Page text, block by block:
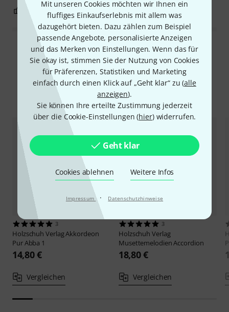
Mit unseren Cookies möchten wir Ihnen ein
fluffiges Einkaufserlebnis mit allem was
dazugehört bieten. Dazu zählen zum Beispiel
passende Angebote, personalisierte Anzeigen
und das Merken von Einstellungen. Wenn das für
Sie okay ist, stimmen Sie der Nutzung von Cookies
für Präferenzen, Statistiken und Marketing
einfach durch einen Klick auf „Geht klar“ zu (alle
anzeigen).
Sie können Ihre erteilte Zustimmung jederzeit
über die Cookie-Einstellungen (hier) widerrufen.
Geht klar
Cookies ablehnen Weitere Infos
Impressum · Datenschutzhinweise
0 0
Alle Bewertungen lesen
Alternativen vergleichen
3
Holzschuh VerlagAkkordeon
Pur Abba 1
14,80 €
Vergleichen
3
Holzschuh Verlag
Musettemelodien Accordion
18,80 €
Vergleichen